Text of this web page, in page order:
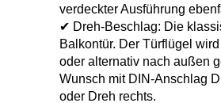
verdeckter Ausführung
✔ Dreh-Beschlag: Die
Balkontür. Der Türflügel
oder alternativ nach außen
Wunsch mit DIN-Anschlag
oder Dreh rechts.